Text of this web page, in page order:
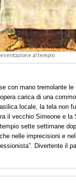
al tempio
con mano tremolante
carica di una
locale, la tela non
il vecchio Simeone e
sette settimane
nelle imprecisioni e
Divertente il